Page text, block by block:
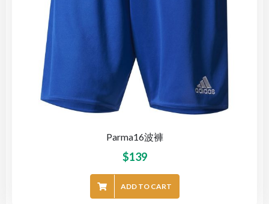
Parma16波褲
$139
ADD TO CART